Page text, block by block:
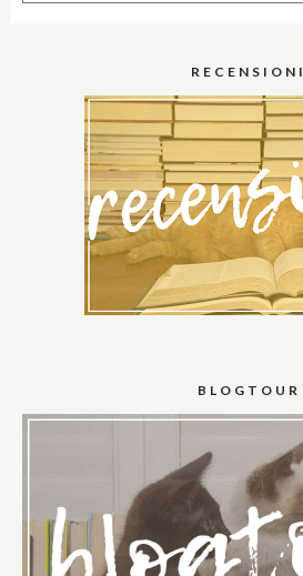
RECENSIONI
BLOGTOUR